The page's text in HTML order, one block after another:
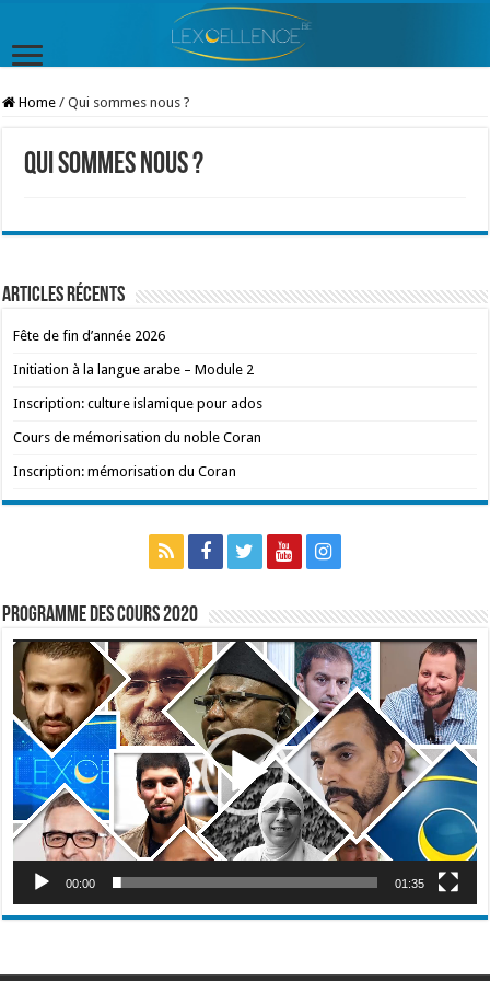
Home / Qui sommes nous ?
Qui sommes nous ?
Articles récents
Fête de fin d’année 2026
Initiation à la langue arabe – Module 2
Inscription: culture islamique pour ados
Cours de mémorisation du noble Coran
Inscription: mémorisation du Coran
Programme des cours 2020
Lecteur
vidéo
00:00 01:35